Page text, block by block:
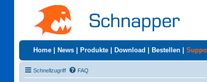
Home News Produkte Download Bestellen
Schnellzugriff FAQ